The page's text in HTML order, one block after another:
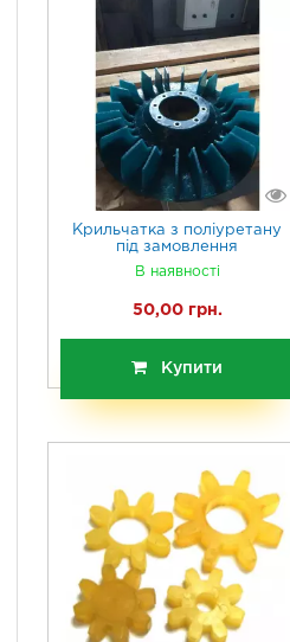
Крильчатка з поліуретану
під замовлення
В наявності
50,00 грн.
Купити